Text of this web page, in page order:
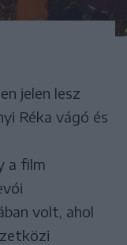
jelen lesz
Réka vágó és
a film
volt, ahol